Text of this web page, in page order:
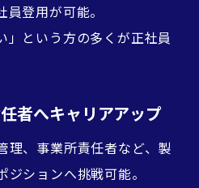
登用が可能。
」という方の多くが正社員
者へキャリアアップ
理、事業所責任者など、製
ションへ挑戦可能。